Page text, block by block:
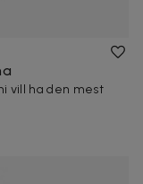
vill ha den mest